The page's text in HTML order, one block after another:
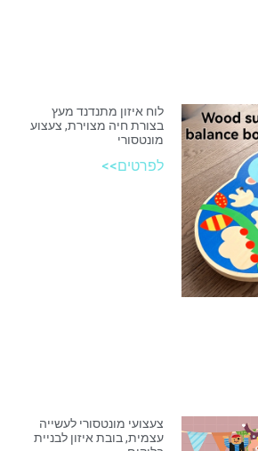
לוח איזון מתנדנד מעץ
בצורת חיה מצוירת, צעצוע
מונטסורי
לפרטים>>
צעצועי מונטסורי לעשייה
עצמית, בובת איזון לבניית